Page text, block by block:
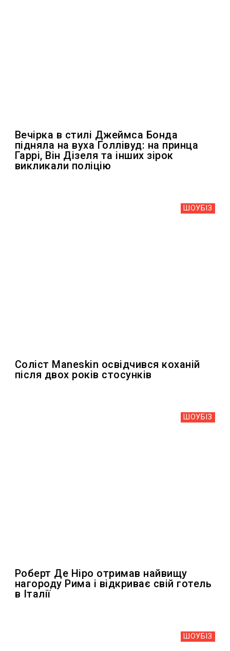
Вечірка в стилі Джеймса Бонда
підняла на вуха Голлівуд: на принца
Гаррі, Він Дізеля та інших зірок
викликали поліцію
ШОУБIЗ
Соліст Maneskin освідчився коханій
після двох років стосунків
ШОУБIЗ
Роберт Де Ніро отримав найвищу
нагороду Рима і відкриває свій готель
в Італії
ШОУБIЗ